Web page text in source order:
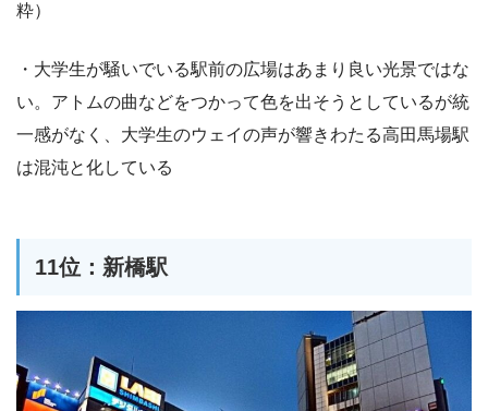
粋）
・大学生が騒いでいる駅前の広場はあまり良い光景ではな
い。アトムの曲などをつかって色を出そうとしているが統
一感がなく、大学生のウェイの声が響きわたる高田馬場駅
は混沌と化している
11位：新橋駅